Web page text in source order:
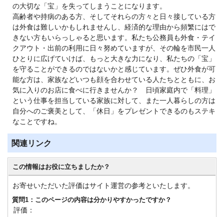
の大切な「宝」を失ってしまうことになります。
高齢者や持病のある方、そしてそれらの方々と日々接している方
は外食は難しいかもしれませんし、経済的な理由から頻繁にはで
きない方もいらっしゃると思います。私たち公務員も外食・テイ
クアウト・出前の利用に日々努めていますが、その輪を市民一人
ひとりに広げていけば、もっと大きな力になり、私たちの「宝」
を守ることができるのではないかと感じています。ぜひ外食が可
能な方は、家族などいつも顔を合わせている人たちとともに、お
気に入りのお店に食べに行きませんか？ 日頃家庭内で「料理」
という仕事を担当している家族に対して、また一人暮らしの方は
自分へのご褒美として、「休日」をプレゼントできるのもステキ
なことですね。
関連リンク
この情報はお役に立ちましたか？
お寄せいただいた評価はサイト運営の参考といたします。
質問1：このページの内容は分かりやすかったですか？
評価：